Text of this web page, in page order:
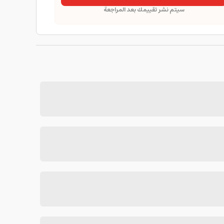
سيتم نشر تقييمك بعد المراجعة